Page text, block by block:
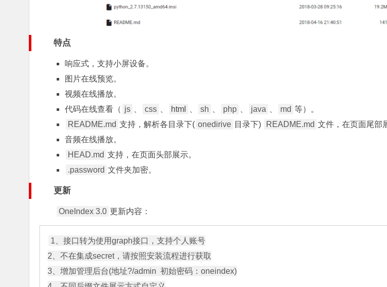
特点
响应式，支持小屏设备。
图片在线预览。
视频在线播放。
代码在线查看（ js css html sh php java md 等）。
README.md 支持，解析各目录下( onedirive 目录下) README.md 文件，在页面尾部
音频在线播放。
HEAD.md 支持，在页面头部展示。
.password 文件夹加密。
更新
OneIndex 3.0 更新内容：
1、接口转为使用graph接口，支持个人账号
2、不在集成secret，请按照安装流程进行获取
3、增加管理后台(地址?/admin  初始密码：oneindex)